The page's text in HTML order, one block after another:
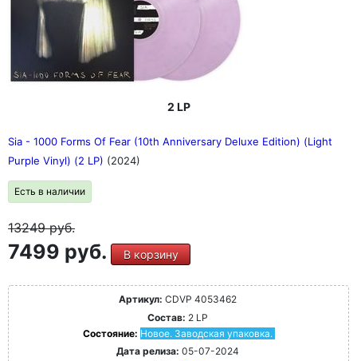
2 LP
Sia - 1000 Forms Of Fear (10th Anniversary Deluxe Edition) (Light
Purple Vinyl) (2 LP) (2024)
Есть в наличии
13249руб.
7499 руб. В корзину
Артикул: CDVP 4053462
Состав: 2 LP
Состояние: Новое. Заводская упаковка.
Дата релиза: 05-07-2024